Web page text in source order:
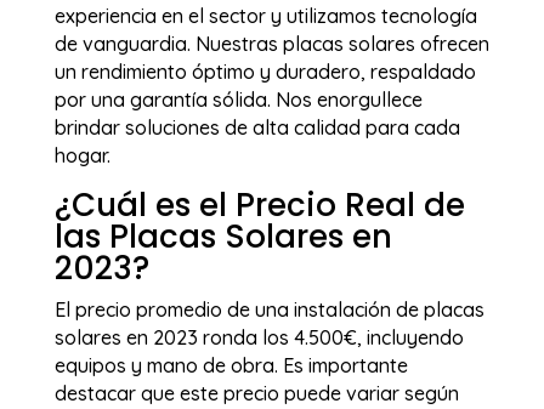
experiencia en el sector y utilizamos tecnología
de vanguardia. Nuestras placas solares ofrecen
un rendimiento óptimo y duradero, respaldado
por una garantía sólida. Nos enorgullece
brindar soluciones de alta calidad para cada
hogar.
¿Cuál es el Precio Real de
las Placas Solares en
2023?
El precio promedio de una instalación de placas
solares en 2023 ronda los 4.500€, incluyendo
equipos y mano de obra. Es importante
destacar que este precio puede variar según